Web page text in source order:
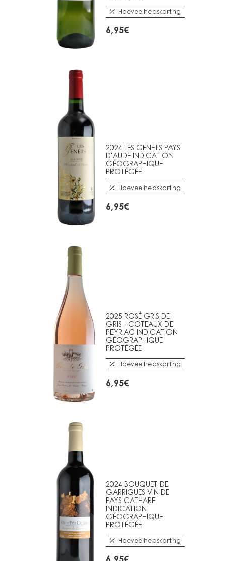
Hoeveelheidskorting
6,95€
2024 LES GENETS PAYS
D'AUDE INDICATION
GÉOGRAPHIQUE
PROTÉGÉE
Hoeveelheidskorting
6,95€
2025 ROSÉ GRIS DE
GRIS - COTEAUX DE
PEYRIAC INDICATION
GÉOGRAPHIQUE
PROTÉGÉE
Hoeveelheidskorting
6,95€
2024 BOUQUET DE
GARRIGUES VIN DE
PAYS CATHARE
INDICATION
GÉOGRAPHIQUE
PROTÉGÉE
Hoeveelheidskorting